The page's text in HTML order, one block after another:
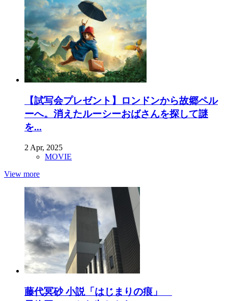
【試写会プレゼント】ロンドンから故郷ペル
ーへ。消えたルーシーおばさんを探して謎
を...
2 Apr, 2025
MOVIE
View more
藤代冥砂 小説「はじまりの痕」